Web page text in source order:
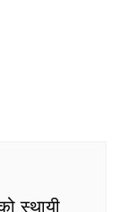
स्थायी